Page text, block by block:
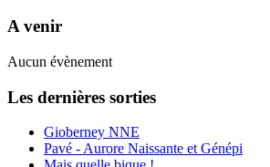
A venir
Aucun évènement
Les dernières sorties
Gioberney NNE
Pavé - Aurore Naissante et Génépi